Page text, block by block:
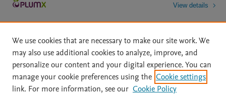
View details
Home | About | Accessibility Statement | Archive Policy
|
File Formats
| API Docs | OAI | Mission | Status Updates
We use cookies that are necessary to make our site work. We
may also use additional cookies to analyze, improve, and
personalize our content and your digital experience. You can
manage your cookie preferences using the Cookie settings
link. For more information, see our Cookie Policy